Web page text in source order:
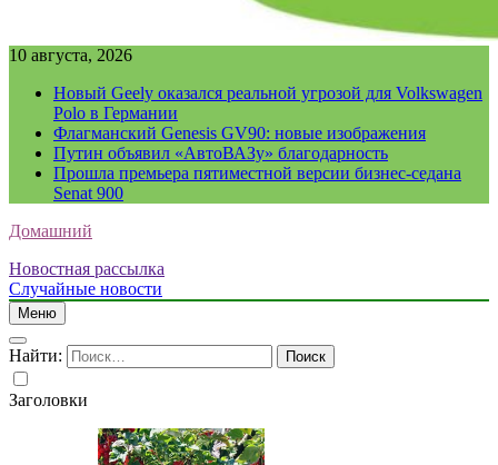
10 августа, 2026
Новый Geely оказался реальной угрозой для Volkswagen
Polo в Германии
Флагманский Genesis GV90: новые изображения
Путин объявил «АвтоВАЗу» благодарность
Прошла премьера пятиместной версии бизнес-седана
Senat 900
Домашний
Новостная рассылка
Случайные новости
Меню
Найти:
Заголовки